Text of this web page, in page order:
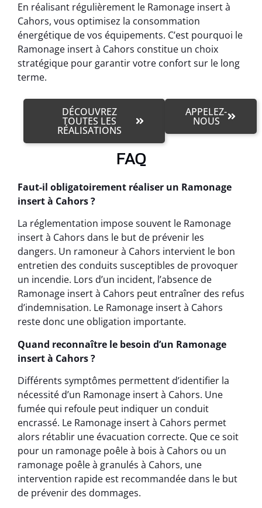
En réalisant régulièrement le Ramonage insert à
Cahors, vous optimisez la consommation
énergétique de vos équipements. C’est pourquoi le
Ramonage insert à Cahors constitue un choix
stratégique pour garantir votre confort sur le long
terme.
DÉCOUVREZ
TOUTES LES
RÉALISATIONS
APPELEZ-
NOUS
FAQ
Faut-il obligatoirement réaliser un Ramonage
insert à Cahors ?
La réglementation impose souvent le Ramonage
insert à Cahors dans le but de prévenir les
dangers. Un ramoneur à Cahors intervient le bon
entretien des conduits susceptibles de provoquer
un incendie. Lors d’un incident, l’absence de
Ramonage insert à Cahors peut entraîner des refus
d’indemnisation. Le Ramonage insert à Cahors
reste donc une obligation importante.
Quand reconnaître le besoin d’un Ramonage
insert à Cahors ?
Différents symptômes permettent d’identifier la
nécessité d’un Ramonage insert à Cahors. Une
fumée qui refoule peut indiquer un conduit
encrassé. Le Ramonage insert à Cahors permet
alors rétablir une évacuation correcte. Que ce soit
pour un ramonage poêle à bois à Cahors ou un
ramonage poêle à granulés à Cahors, une
intervention rapide est recommandée dans le but
de prévenir des dommages.